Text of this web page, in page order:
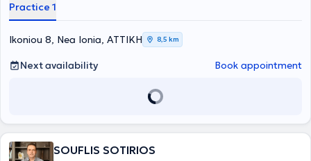
member of the Hellenic Allergy Society.
Practice 1
Ikoniou 8, Nea Ionia, ΑΤΤΙΚΗ 8,5 km
Next availability Book appointment
SOUFLIS SOTIRIOS